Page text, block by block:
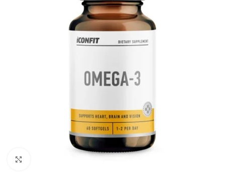
Suurendamiseks klõpsake